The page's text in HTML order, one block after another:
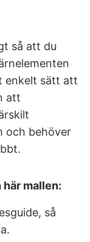
så att du
enkelt sätt att
att
och behöver
här mallen:
så